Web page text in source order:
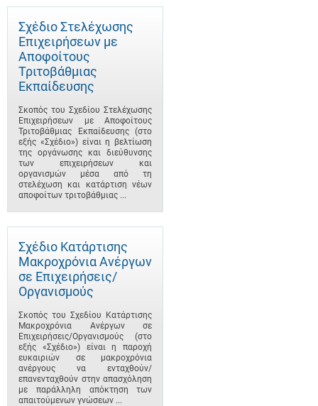
Σχέδιο Στελέχωσης
Επιχειρήσεων με
Αποφοίτους
Τριτοβάθμιας
Εκπαίδευσης
Σκοπός του Σχεδίου Στελέχωσης
Επιχειρήσεων με Αποφοίτους
Τριτοβάθμιας Εκπαίδευσης (στο
εξής «Σχέδιο») είναι η βελτίωση
της οργάνωσης και διεύθυνσης
των επιχειρήσεων και
οργανισμών μέσα από τη
στελέχωση και κατάρτιση νέων
αποφοίτων τριτοβάθμιας ...
Σχέδιο Κατάρτισης
Μακροχρόνια Ανέργων
σε Επιχειρήσεις/
Οργανισμούς
Σκοπός του Σχεδίου Κατάρτισης
Μακροχρόνια Ανέργων σε
Επιχειρήσεις/Οργανισμούς (στο
εξής «Σχέδιο») είναι η παροχή
ευκαιριών σε μακροχρόνια
ανέργους να ενταχθούν/
επανενταχθούν στην απασχόληση
με παράλληλη απόκτηση των
απαιτούμενων γνώσεων ...